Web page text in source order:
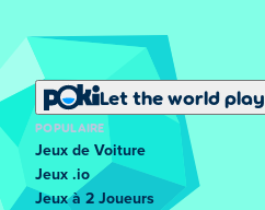
Let the world play
POPULAIRE
Jeux de Voiture
Jeux .io
Jeux à 2 Joueurs